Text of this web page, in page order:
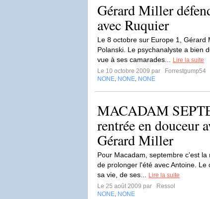
Gérard Miller
avec Ruquier
Le 8 octobre sur Europe 1, Gérard
Polanski. Le psychanalyste a bien
vue à ses camarades...
Lire la suite
Le 10 octobre 2009 par
Forrestgump54
NONE NONE NONE
MACADAM
rentrée en douceur
Gérard Miller
Pour Macadam, septembre c'est
de prolonger l'été avec Antoine.
sa vie, de ses...
Lire la suite
Le 25 août 2009 par
Ressol
NONE NONE